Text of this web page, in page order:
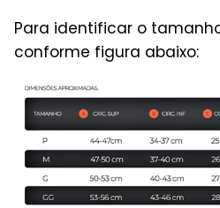
Para identificar o
conforme figura abaixo: